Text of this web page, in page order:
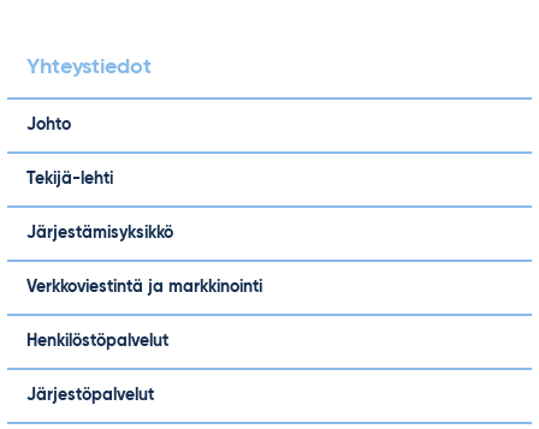
Yhteystiedot
Johto
Tekijä-lehti
Järjestämisyksikkö
Verkkoviestintä ja markkinointi
Henkilöstöpalvelut
Järjestöpalvelut